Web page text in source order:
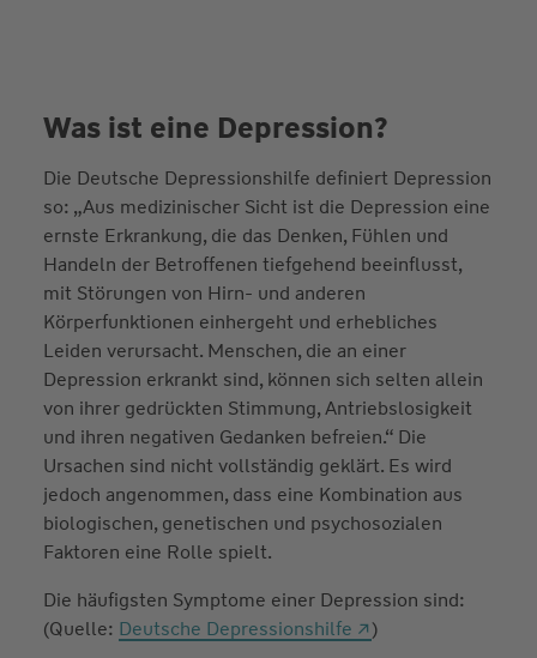
Was ist eine Depression?
Die Deutsche Depressionshilfe definiert Depression
so: „Aus medizinischer Sicht ist die Depression eine
ernste Erkrankung, die das Denken, Fühlen und
Handeln der Betroffenen tiefgehend beeinflusst,
mit Störungen von Hirn- und anderen
Körperfunktionen einhergeht und erhebliches
Leiden verursacht. Menschen, die an einer
Depression erkrankt sind, können sich selten allein
von ihrer gedrückten Stimmung, Antriebslosigkeit
und ihren negativen Gedanken befreien.“ Die
Ursachen sind nicht vollständig geklärt. Es wird
jedoch angenommen, dass eine Kombination aus
biologischen, genetischen und psychosozialen
Faktoren eine Rolle spielt.
Die häufigsten Symptome einer Depression sind:
(Quelle: Deutsche Depressionshilfe
)